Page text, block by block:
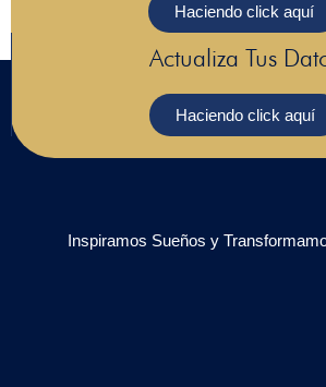
Haciendo click aquí
Actualiza Tus
Haciendo click aquí
Inspiramos Sueños y